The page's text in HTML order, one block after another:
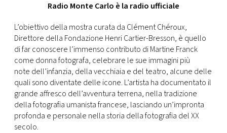
Radio Monte Carlo è la radio ufficiale
L’obiettivo della mostra curata da Clément Chéroux,
Direttore della Fondazione Henri Cartier-Bresson, è quello
di far conoscere l’immenso contributo di Martine Franck
come donna fotografa, celebrare le sue immagini più
note dell’infanzia, della vecchiaia e del teatro, alcune delle
quali sono diventate delle icone. L’artista ha documentato il
grande affresco dell’avventura terrena, nella tradizione
della fotografia umanista francese, lasciando un’impronta
profonda e personale nella storia della fotografia del XX
secolo.